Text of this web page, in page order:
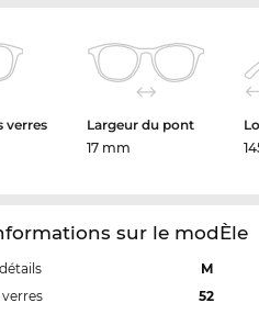
verres
Largeur du pont
17 mm
sur le modÈle
M
52